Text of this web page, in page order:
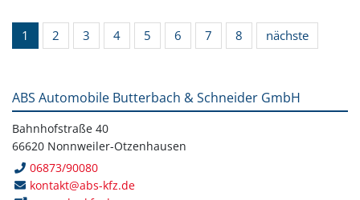
1 2 3 4 5 6 7 8 nächste
ABS Automobile Butterbach & Schneider GmbH
Bahnhofstraße 40
66620 Nonnweiler-Otzenhausen
06873/90080
kontakt@abs-kfz.de